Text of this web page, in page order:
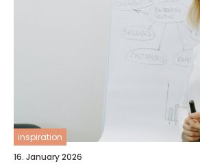
inspiration
16. January 2026